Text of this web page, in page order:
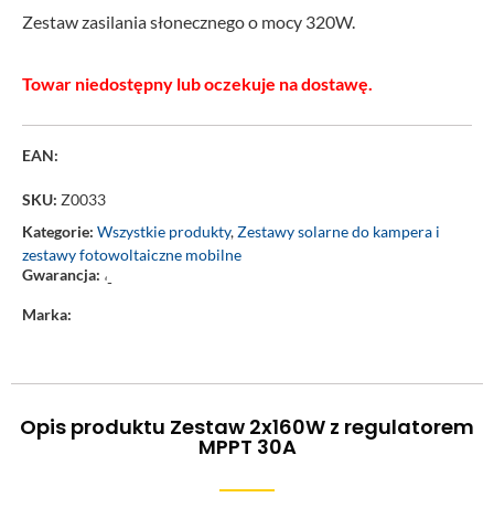
Zestaw zasilania słonecznego o mocy 320W.
Towar niedostępny lub oczekuje na dostawę.
EAN:
SKU: Z0033
Kategorie: Wszystkie produkty,Zestawy solarne do kampera i
zestawy fotowoltaiczne mobilne
Gwarancja: ‘-
Marka:
Opis produktu Zestaw 2x160W z regulatorem
MPPT 30A